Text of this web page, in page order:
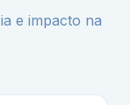
e impacto na